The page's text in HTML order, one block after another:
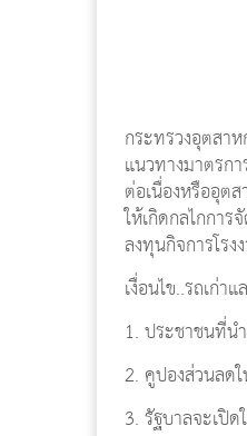
กระทรวงอุตสา
แนวทางมาตรก
ต่อเนื่องหรืออุต
ให้เกิดกลไกกา
ลงทุนกิจการโรง
เงื่อนไข..รถเก่า
1. ประชาชนที่น
2. คูปองส่วนลด
3. รัฐบาลจะเปิ